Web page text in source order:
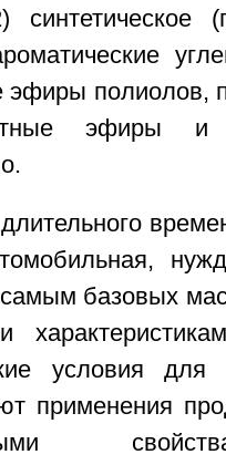
синтетическое
полиолов,
эфиры
базовых
условия для
применения